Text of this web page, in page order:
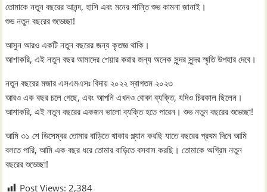
তোমাকে নতুন বছরের আনন্দ, হাসি এবং মনের শান্তি শুভ কামনা জানাই।
শুভ নতুন বছরের শুভেচ্ছা!
আসুন আরও একটি নতুন বছরের জন্য কৃতজ্ঞ থাকি।
আশাকরি, এই নতুন বছর আমাদের শেয়ার করার জন্য অনেক সুন্দর সুন্দর স্মৃতি উপহার দেবে।
নতুন বছরের মজার এসএমএসঃ বিদায় ২০২২ স্বাগতম ২০২৩
আরও এক বছর চলে গেছে, এবং আপনি এখনও বোকা ব্যক্তি, যদিও চিরকাল ছিলেন।
আশাকরি, এই নতুন বছরের একজন ভালো ব্যক্তি হতে পারেন। শুভ নতুন বছরের শুভেচ্ছা!
আমি ৩১ শে ডিসেম্বর তোমার বাড়িতে থাকার প্ল্যান করছি যাতে বছরের প্রথম দিনে আমি
বলতে পারি, আমি এক বছর ধরে তোমার বাড়িতে বসবাস করছি। তোমাকে অগ্রিম নতুন
বছরের শুভেচ্ছা!
Post Views: 2,384